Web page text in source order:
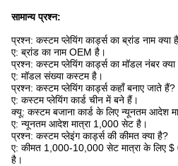
सामान्य प्रश्न:
प्रश्न: कस्टम प्लेयिंग कार्ड्स का ब्रांड नाम क्या
ए: ब्रांड का नाम OEM है।
प्रश्न: कस्टम प्लेयिंग कार्ड्स का मॉडल नंबर
ए: मॉडल संख्या कस्टम है।
प्रश्न: कस्टम प्लेयिंग कार्ड्स कहाँ बनाए जाते हैं?
ए: कस्टम प्लेयिंग कार्ड चीन में बने हैं।
क्यू: कस्टम बजाना कार्ड के लिए न्यूनतम आदेश
ए: न्यूनतम आदेश मात्रा 1,000 सेट है।
प्रश्न: कस्टम प्लेइंग कार्ड्स की कीमत क्या है?
ए: कीमत 1,000-10,000 सेट मात्रा के लिए
है।